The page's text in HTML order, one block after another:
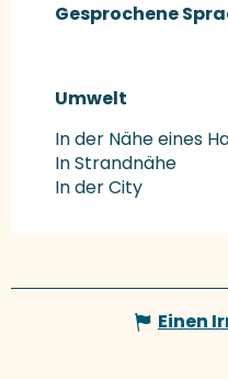
Gesprochene
Gesprochene
Umwelt
Umwelt
In der Nähe eines
In Strandnähe
In der City
Einen